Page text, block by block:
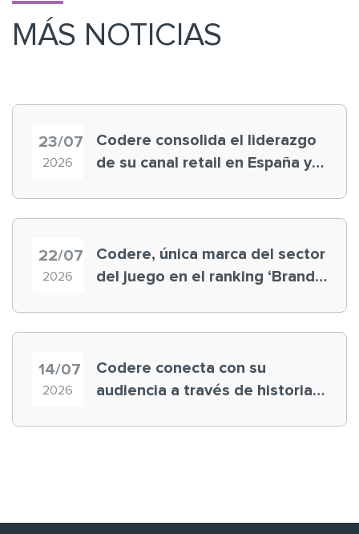
MÁS NOTICIAS
23/07
2026
Codere consolida el liderazgo
de su canal retail en España y
22/07
2026
Codere, única marca del sector
del juego en el ranking ‘Brand
14/07
2026
Codere conecta con su
audiencia a través de historias